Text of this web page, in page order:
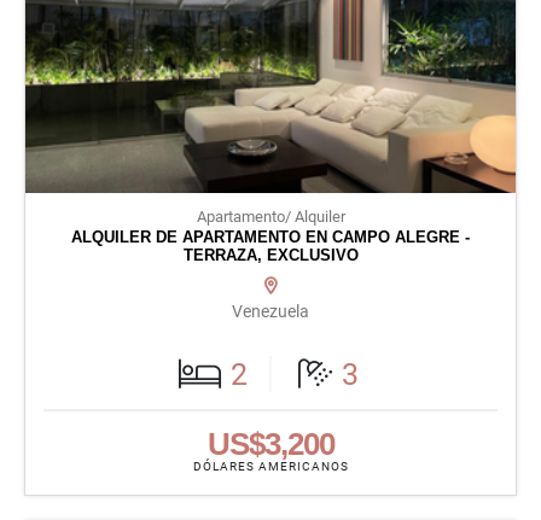
Apartamento/ Alquiler
ALQUILER DE APARTAMENTO EN CAMPO ALEGRE -
TERRAZA, EXCLUSIVO
Venezuela
2 3
US$3,200
DÓLARES AMERICANOS